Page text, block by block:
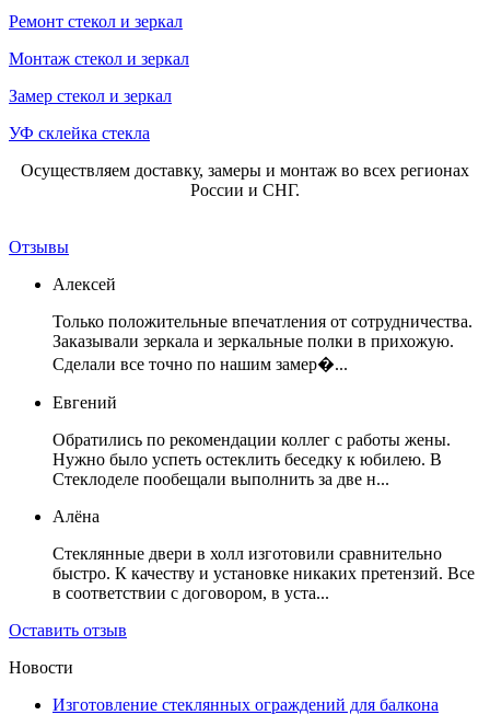
Ремонт стекол и зеркал
Монтаж стекол и зеркал
Замер стекол и зеркал
УФ склейка стекла
Осуществляем доставку, замеры и монтаж во всех регионах
России и СНГ.
Отзывы
Алексей
Только положительные впечатления от сотрудничества.
Заказывали зеркала и зеркальные полки в прихожую.
Сделали все точно по нашим замер�...
Евгений
Обратились по рекомендации коллег с работы жены.
Нужно было успеть остеклить беседку к юбилею. В
Стеклоделе пообещали выполнить за две н...
Алёна
Стеклянные двери в холл изготовили сравнительно
быстро. К качеству и установке никаких претензий. Все
в соответствии с договором, в уста...
Оставить отзыв
Новости
Изготовление стеклянных ограждений для балкона